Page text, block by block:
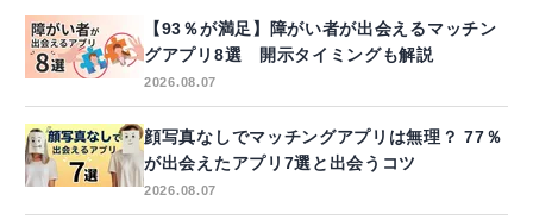
【93％が満足】障がい者が出会えるマッチン
グアプリ8選 開示タイミングも解説
2026.08.07
顔写真なしでマッチングアプリは無理？ 77％
が出会えたアプリ7選と出会うコツ
2026.08.07